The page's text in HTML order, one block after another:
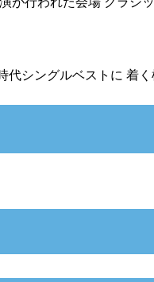
シングルベストに 着く